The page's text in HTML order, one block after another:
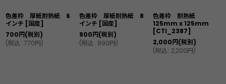
色差枠 厚紙耐熱紙 6
インチ [国産]
700円(税別)
(税込: 770円)
色差枠 厚紙耐熱紙 8
インチ [国産]
900円(税別)
(税込: 990円)
色差枠 耐熱紙
125mm x 125mm
[CTI_2387]
2,000円(税別)
(税込: 2,200円)